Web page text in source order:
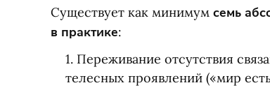
Существует как минимум семь
в практике:
1. Переживание отсутствия
телесных проявлений («мир